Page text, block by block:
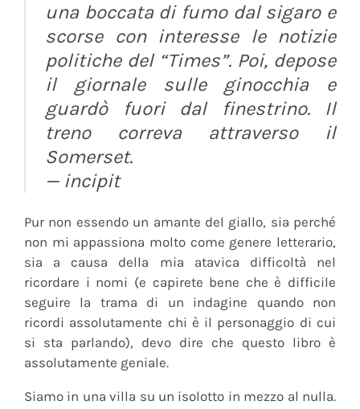
una boccata di fumo dal sigaro e
scorse con interesse le notizie
politiche del “Times”. Poi, depose
il giornale sulle ginocchia e
guardò fuori dal finestrino. Il
treno correva attraverso il
Somerset.
— incipit
Pur non essendo un amante del giallo, sia perché
non mi appassiona molto come genere letterario,
sia a causa della mia atavica difficoltà nel
ricordare i nomi (e capirete bene che è difficile
seguire la trama di un indagine quando non
ricordi assolutamente chi è il personaggio di cui
si sta parlando), devo dire che questo libro è
assolutamente geniale.
Siamo in una villa su un isolotto in mezzo al nulla.